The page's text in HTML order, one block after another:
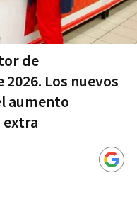
de
Los nuevos
aumento